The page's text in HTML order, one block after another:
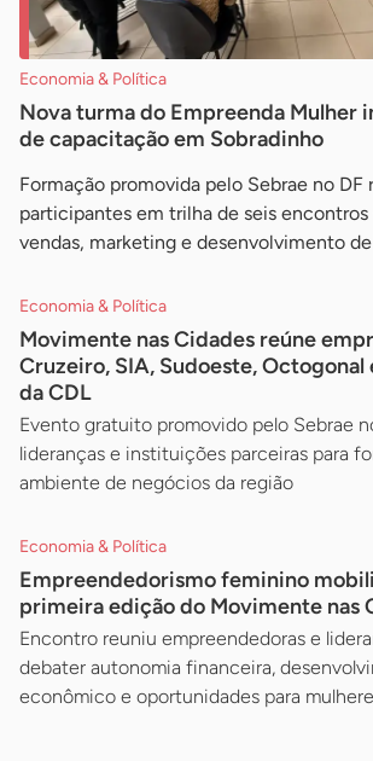
Economia & Política
Nova turma do Empreenda Mulher
de capacitação em Sobradinho
Formação promovida pelo Sebrae no DF
participantes em trilha de seis encontros
vendas, marketing e desenvolvimento
Economia & Política
Movimente nas Cidades reúne
Cruzeiro, SIA, Sudoeste, Octogonal
da CDL
Evento gratuito promovido pelo Sebrae
lideranças e instituições parceiras para
ambiente de negócios da região
Economia & Política
Empreendedorismo feminino
primeira edição do Movimente nas
Encontro reuniu empreendedoras e
debater autonomia financeira,
econômico e oportunidades para